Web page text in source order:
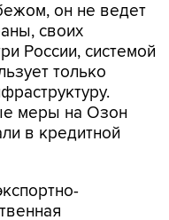
он не ведет
своих
России, системой
только
меры на Озон
в кредитной